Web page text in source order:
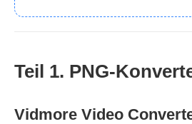
Teil 1.
Vidmore Video